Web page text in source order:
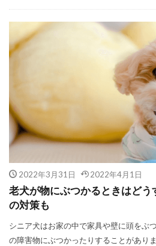
2022年3月31日 2022年4月1日
老犬が物にぶつかるときはど
の対策も
シニア犬はお家の中で家具や壁に頭をぶ
の障害物にぶつかったりすることがあり